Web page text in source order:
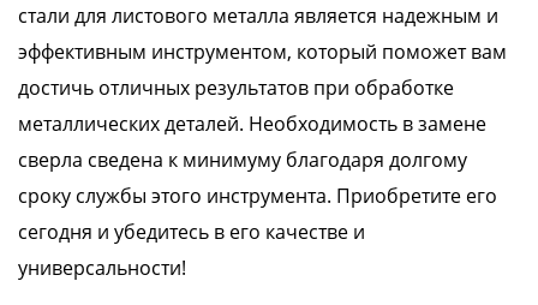
стали для листового металла является надежным и
эффективным инструментом, который поможет вам
достичь отличных результатов при обработке
металлических деталей. Необходимость в замене
сверла сведена к минимуму благодаря долгому
сроку службы этого инструмента. Приобретите его
сегодня и убедитесь в его качестве и
универсальности!